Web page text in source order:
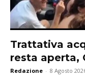
Trattativa
resta aperta,
Redazione - 8 Agosto